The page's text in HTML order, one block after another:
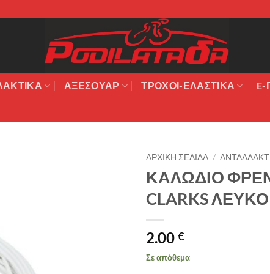
ΑΞΕΣΟΥΆΡ ΤΡΟΧΟΙ-ΕΛΑΣΤΙΚΑ E-
ΑΡΧΙΚΉ ΣΕΛΊΔΑ /
ΚΑΛΩΔΙΟ
CLARKS ΛΕΥΚΟ
2.00 €
Σε απόθεμα